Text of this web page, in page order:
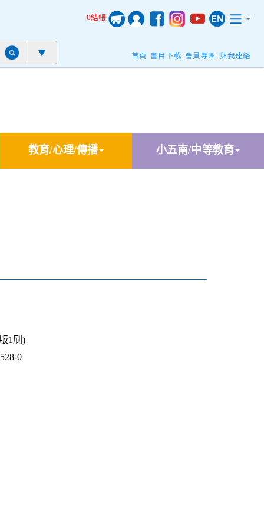
0結帳
首頁 書目下載 會員專區 與我連絡
教育/心理/傳播 小五南/中等教育
1刷)
0